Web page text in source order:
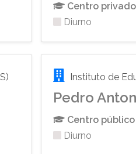
Centro privado
Diurno
Instituto de
Pedro
Centro público
Diurno